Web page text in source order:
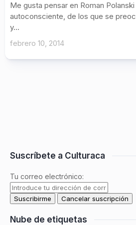
Me gusta pensar en Roman
autoconsciente, de los que se
y...
febrero 10, 2014
Suscríbete a Culturaca
Tu correo electrónico:
Nube de etiquetas